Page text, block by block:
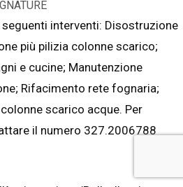
interventi: Disostruzione
più pilizia colonne scarico;
e cucine; Manutenzione
Rifacimento rete fognaria;
scarico acque. Per
il numero 327.2006788